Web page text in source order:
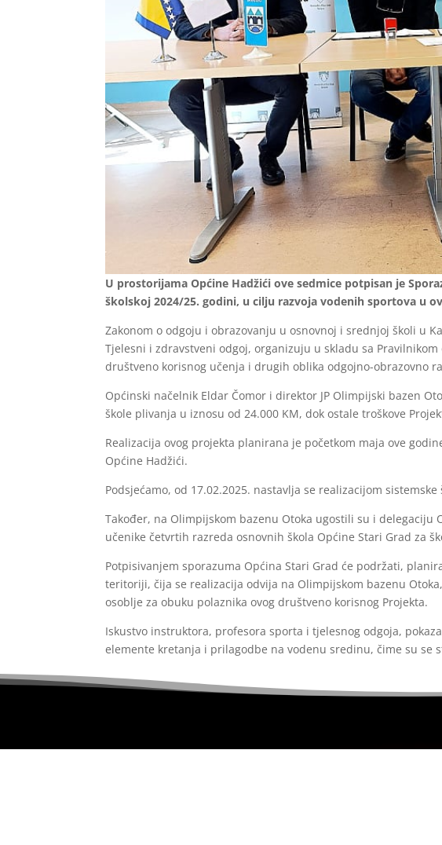
U prostorijama Općine Hadžići ove sedmice potpisan je
školskoj 2024/25. godini, u cilju razvoja vodenih sportova u
Zakonom o odgoju i obrazovanju u osnovnoj i srednjoj školi u
Tjelesni i zdravstveni odgoj, organizuju u skladu sa
društveno korisnog učenja i drugih oblika odgojno-obrazovno
Općinski načelnik Eldar Čomor i direktor JP Olimpijski bazen
škole plivanja u iznosu od 24.000 KM, dok ostale troškove
Realizacija ovog projekta planirana je početkom maja ove
Općine Hadžići.
Podsjećamo, od 17.02.2025. nastavlja se realizacijom
Također, na Olimpijskom bazenu Otoka ugostili su i delegaciju
učenike četvrtih razreda osnovnih škola Općine Stari Grad za
Potpisivanjem sporazuma Općina Stari Grad će podržati,
teritoriji, čija se realizacija odvija na Olimpijskom bazenu
osoblje za obuku polaznika ovog društveno korisnog Projekta.
Iskustvo instruktora, profesora sporta i tjelesnog odgoja,
elemente kretanja i prilagodbe na vodenu sredinu, čime su